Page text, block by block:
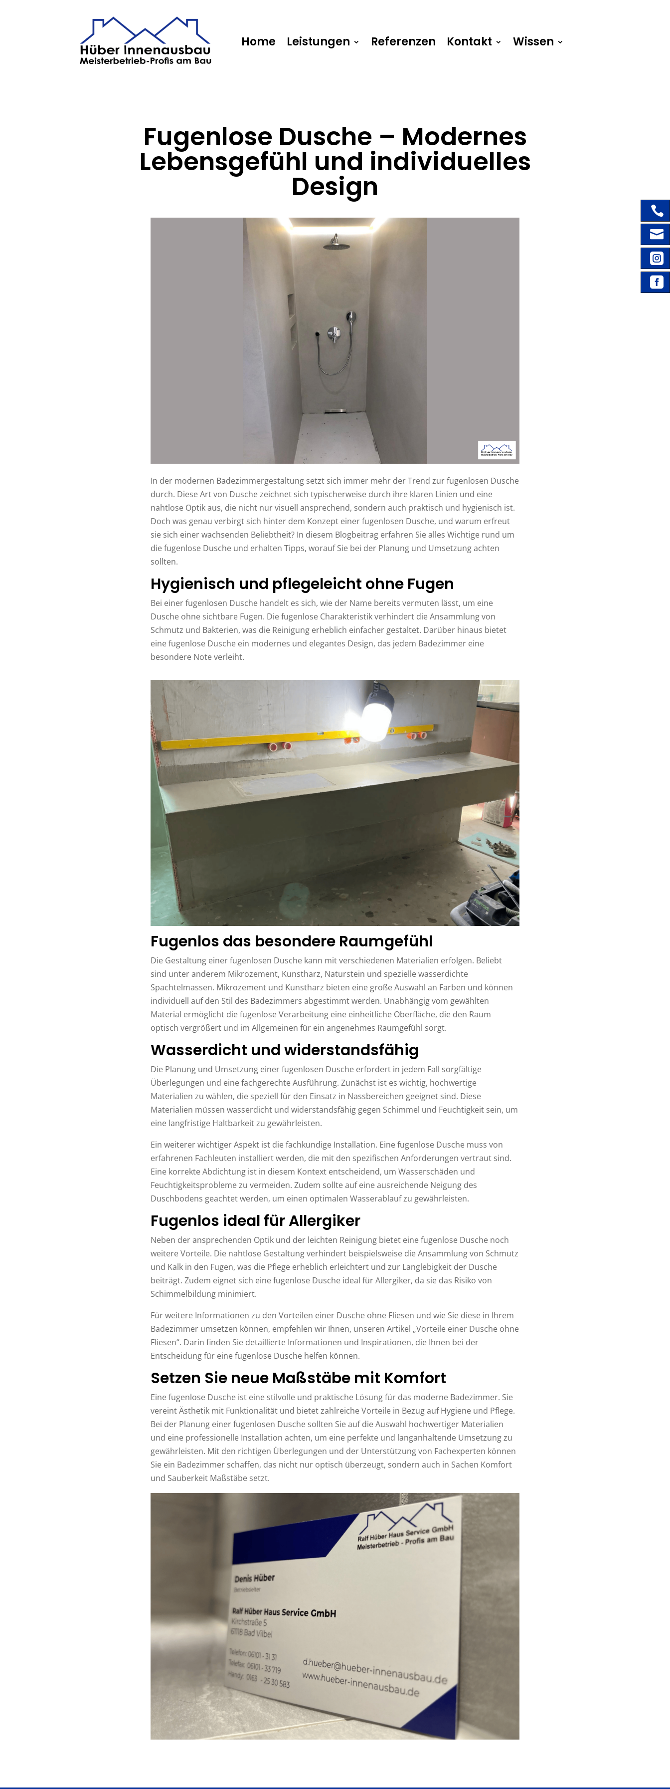
Home Leistungen Referenzen Kontakt Wissen
Fugenlose Dusche – Modernes
Lebensgefühl und individuelles
Design
In der modernen Badezimmergestaltung setzt sich immer mehr der Trend zur fugenlosen Dusche
durch. Diese Art von Dusche zeichnet sich typischerweise durch ihre klaren Linien und eine
nahtlose Optik aus, die nicht nur visuell ansprechend, sondern auch praktisch und hygienisch ist.
Doch was genau verbirgt sich hinter dem Konzept einer fugenlosen Dusche, und warum erfreut
sie sich einer wachsenden Beliebtheit? In diesem Blogbeitrag erfahren Sie alles Wichtige rund um
die fugenlose Dusche und erhalten Tipps, worauf Sie bei der Planung und Umsetzung achten
sollten.
Hygienisch und pflegeleicht ohne Fugen
Bei einer fugenlosen Dusche handelt es sich, wie der Name bereits vermuten lässt, um eine
Dusche ohne sichtbare Fugen. Die fugenlose Charakteristik verhindert die Ansammlung von
Schmutz und Bakterien, was die Reinigung erheblich einfacher gestaltet. Darüber hinaus bietet
eine fugenlose Dusche ein modernes und elegantes Design, das jedem Badezimmer eine
besondere Note verleiht.
Fugenlos das besondere Raumgefühl
Die Gestaltung einer fugenlosen Dusche kann mit verschiedenen Materialien erfolgen. Beliebt
sind unter anderem Mikrozement, Kunstharz, Naturstein und spezielle wasserdichte
Spachtelmassen. Mikrozement und Kunstharz bieten eine große Auswahl an Farben und können
individuell auf den Stil des Badezimmers abgestimmt werden. Unabhängig vom gewählten
Material ermöglicht die fugenlose Verarbeitung eine einheitliche Oberfläche, die den Raum
optisch vergrößert und im Allgemeinen für ein angenehmes Raumgefühl sorgt.
Wasserdicht und widerstandsfähig
Die Planung und Umsetzung einer fugenlosen Dusche erfordert in jedem Fall sorgfältige
Überlegungen und eine fachgerechte Ausführung. Zunächst ist es wichtig, hochwertige
Materialien zu wählen, die speziell für den Einsatz in Nassbereichen geeignet sind. Diese
Materialien müssen wasserdicht und widerstandsfähig gegen Schimmel und Feuchtigkeit sein, um
eine langfristige Haltbarkeit zu gewährleisten.
Ein weiterer wichtiger Aspekt ist die fachkundige Installation. Eine fugenlose Dusche muss von
erfahrenen Fachleuten installiert werden, die mit den spezifischen Anforderungen vertraut sind.
Eine korrekte Abdichtung ist in diesem Kontext entscheidend, um Wasserschäden und
Feuchtigkeitsprobleme zu vermeiden. Zudem sollte auf eine ausreichende Neigung des
Duschbodens geachtet werden, um einen optimalen Wasserablauf zu gewährleisten.
Fugenlos ideal für Allergiker
Neben der ansprechenden Optik und der leichten Reinigung bietet eine fugenlose Dusche noch
weitere Vorteile. Die nahtlose Gestaltung verhindert beispielsweise die Ansammlung von Schmutz
und Kalk in den Fugen, was die Pflege erheblich erleichtert und zur Langlebigkeit der Dusche
beiträgt. Zudem eignet sich eine fugenlose Dusche ideal für Allergiker, da sie das Risiko von
Schimmelbildung minimiert.
Für weitere Informationen zu den Vorteilen einer Dusche ohne Fliesen und wie Sie diese in Ihrem
Badezimmer umsetzen können, empfehlen wir Ihnen, unseren Artikel „Vorteile einer Dusche ohne
Fliesen“. Darin finden Sie detaillierte Informationen und Inspirationen, die Ihnen bei der
Entscheidung für eine fugenlose Dusche helfen können.
Setzen Sie neue Maßstäbe mit Komfort
Eine fugenlose Dusche ist eine stilvolle und praktische Lösung für das moderne Badezimmer. Sie
vereint Ästhetik mit Funktionalität und bietet zahlreiche Vorteile in Bezug auf Hygiene und Pflege.
Bei der Planung einer fugenlosen Dusche sollten Sie auf die Auswahl hochwertiger Materialien
und eine professionelle Installation achten, um eine perfekte und langanhaltende Umsetzung zu
gewährleisten. Mit den richtigen Überlegungen und der Unterstützung von Fachexperten können
Sie ein Badezimmer schaffen, das nicht nur optisch überzeugt, sondern auch in Sachen Komfort
und Sauberkeit Maßstäbe setzt.




